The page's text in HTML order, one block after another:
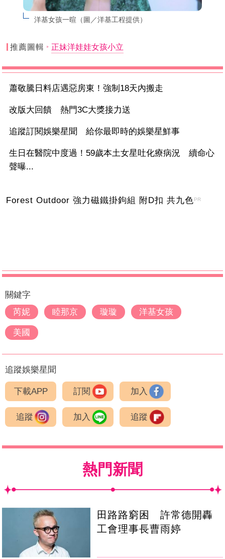
洋基女孩一暄（圖／洋基工程提供）
推薦圖輯 正妹洋娃娃女孩小立
蕭敬騰日料店遇惡房東！強制18天內搬走
改版大回饋 熱門3C大獎接力送
追蹤訂閱娛樂星聞 給你最即時的娛樂星鮮事
生日在醫院中度過！59歲本土女星吐化療病況 續命心
聲曝...
Forest Outdoor 強力磁鐵掛鉤組 附D扣 共九色PR
關鍵字
芮妮
睦那京 璇璇 洋基女孩
美國
追蹤娛樂星聞
下載APP 訂閱 加入
追蹤 加入 追蹤
熱門新聞
田路路窮困 許常德開轟
工會理事長曹雨婷